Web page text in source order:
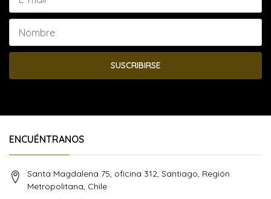
SUSCRIBIRSE
ENCUÉNTRANOS
Santa Magdalena 75, oficina 312, Santiago, Región
Metropolitana, Chile